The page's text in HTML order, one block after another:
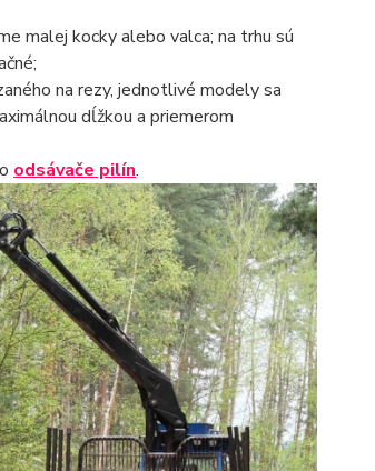
malej kocky alebo valca; na trhu sú
na rezy, jednotlivé modely sa
dĺžkou a priemerom
odsávače pilín.